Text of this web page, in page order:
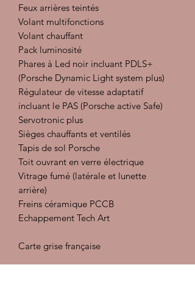
Feux arrières teintés
Volant multifonctions
Volant chauffant
Pack luminosité
Phares à Led noir incluant PDLS+
(Porsche Dynamic Light system plus)
Régulateur de vitesse adaptatif
incluant le PAS (Porsche active Safe)
Servotronic plus
Sièges chauffants et ventilés
Tapis de sol Porsche
Toit ouvrant en verre électrique
Vitrage fumé (latérale et lunette
arrière)
Freins céramique PCCB
Echappement Tech Art
Carte grise française